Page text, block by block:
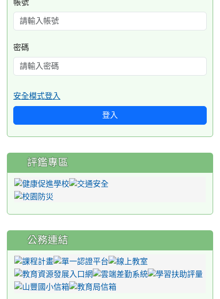
帳號
密碼
安全模式登入
登入
評鑑專區
公務連結